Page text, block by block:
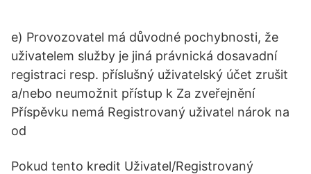
e) Provozovatel má důvodné pochybnosti, že
uživatelem služby je jiná právnická dosavadní
registraci resp. příslušný uživatelský účet zrušit
a/nebo neumožnit přístup k Za zveřejnění
Příspěvku nemá Registrovaný uživatel nárok na
od
Pokud tento kredit Uživatel/Registrovaný